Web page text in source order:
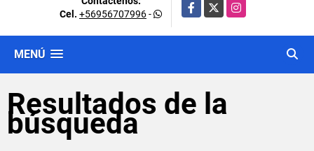
Cel. +56956707996-
Facebook
X Instagram
MENÚ
Resultados de la
búsqueda